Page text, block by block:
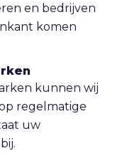
en bedrijven
komen
kunnen wij
regelmatige
uw